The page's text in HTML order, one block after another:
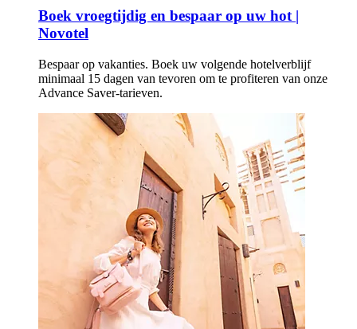
Boek vroegtijdig en bespaar op uw hot |
Novotel
Bespaar op vakanties. Boek uw volgende hotelverblijf
minimaal 15 dagen van tevoren om te profiteren van onze
Advance Saver-tarieven.